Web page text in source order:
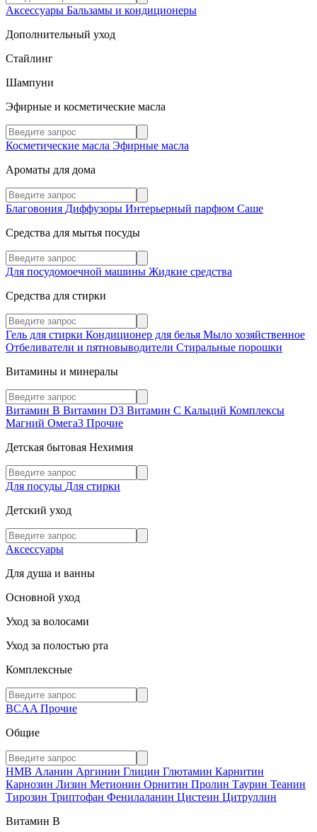
Аксессуары Бальзамы и кондиционеры
Дополнительный уход
Стайлинг
Шампуни
Эфирные и косметические масла
Косметические масла Эфирные масла
Ароматы для дома
Благовония Диффузоры Интерьерный парфюм Саше
Средства для мытья посуды
Для посудомоечной машины Жидкие средства
Средства для стирки
Гель для стирки Кондиционер для белья Мыло хозяйственное
Отбеливатели и пятновыводители Стиральные порошки
Витамины и минералы
Витамин В Витамин D3 Витамин С Кальций Комплексы
Магний Омега3 Прочие
Детская бытовая Нехимия
Для посуды Для стирки
Детский уход
Аксессуары
Для душа и ванны
Основной уход
Уход за волосами
Уход за полостью рта
Комплексные
BCAA Прочие
Общие
HMB Аланин Аргинин Глицин Глютамин Карнитин
Карнозин Лизин Метионин Орнитин Пролин Таурин Теанин
Тирозин Триптофан Фенилаланин Цистеин Цитруллин
Витамин В